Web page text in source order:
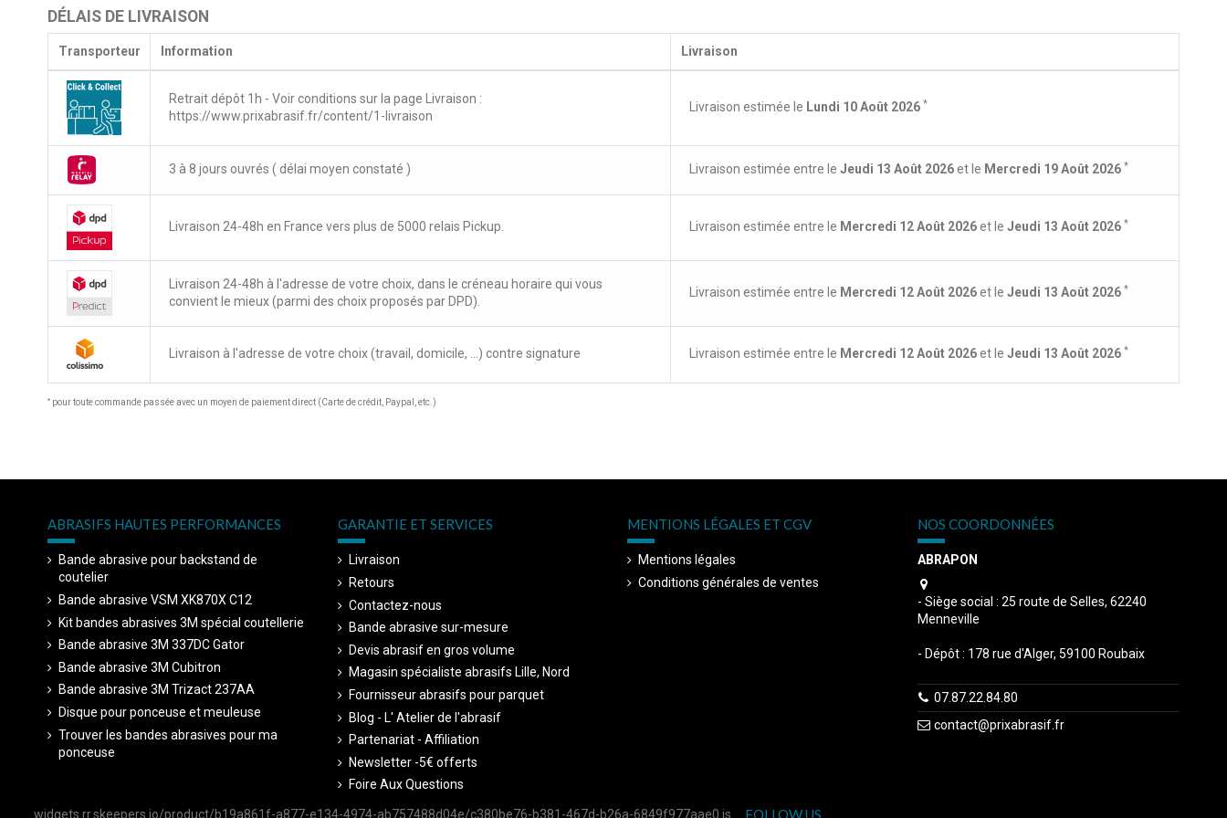
, suite à une expérience du20/12/2025
5/5
1 2
DÉLAIS DE LIVRAISON
Transporteur Information Livraison
Retrait dépôt 1h - Voir conditions sur la page Livraison :
https://www.prixabrasif.fr/content/1-livraison
Livraison estimée le Lundi 10 Août 2026 *
3 à 8 jours ouvrés ( délai moyen constaté ) Livraison estimée entre le Jeudi 13 Août 2026et le Mercredi 19 Août 2026 *
Livraison 24-48h en France vers plus de 5000 relais Pickup. Livraison estimée entre le Mercredi 12 Août 2026et le Jeudi 13 Août 2026 *
Livraison 24-48h à l'adresse de votre choix, dans le créneau horaire qui vous
convient le mieux (parmi des choix proposés par DPD).
Livraison estimée entre le Mercredi 12 Août 2026et le Jeudi 13 Août 2026 *
Livraison à l'adresse de votre choix (travail, domicile, ...) contre signature Livraison estimée entre le Mercredi 12 Août 2026et le Jeudi 13 Août 2026 *
* pour toute commande passée avec un moyen de paiement direct (Carte de crédit, Paypal, etc.)
ABRASIFS HAUTES PERFORMANCES
Bande abrasive pour backstand de
coutelier
Bande abrasive VSM XK870X C12
Kit bandes abrasives 3M spécial coutellerie
Bande abrasive 3M 337DC Gator
Bande abrasive 3M Cubitron
Bande abrasive 3M Trizact 237AA
Disque pour ponceuse et meuleuse
Trouver les bandes abrasives pour ma
ponceuse
GARANTIE ET SERVICES
Livraison
Retours
Contactez-nous
Bande abrasive sur-mesure
Devis abrasif en gros volume
Magasin spécialiste abrasifs Lille, Nord
Fournisseur abrasifs pour parquet
Blog - L' Atelier de l'abrasif
Partenariat - Affiliation
Newsletter -5€ offerts
Foire Aux Questions
MENTIONS LÉGALES ET CGV
Mentions légales
Conditions générales de ventes
NOS COORDONNÉES
ABRAPON
- Siège social : 25 route de Selles, 62240
Menneville
- Dépôt : 178 rue d'Alger, 59100 Roubaix
07.87.22.84.80
contact@prixabrasif.fr
widgets.rr.skeepers.io/product/b19a861f-a877-e134-4974-ab757488d04e/c380be76-b381-467d-b26a-6849f977aae0.js FOLLOW US